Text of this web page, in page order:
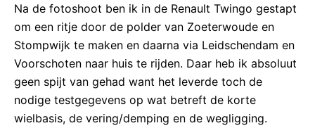
Na de fotoshoot ben ik in de Renault Twingo gestapt
om een ritje door de polder van Zoeterwoude en
Stompwijk te maken en daarna via Leidschendam en
Voorschoten naar huis te rijden. Daar heb ik absoluut
geen spijt van gehad want het leverde toch de
nodige testgegevens op wat betreft de korte
wielbasis, de vering/demping en de wegligging.